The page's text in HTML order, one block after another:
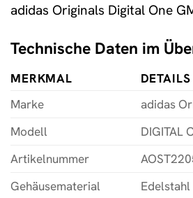
adidas Originals Digital One
Technische Daten im
MERKMAL
DETAILS
Marke
adidas
Modell
DIGITAL
Artikelnummer
Gehäusematerial
Edelstahl